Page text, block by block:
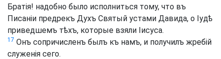
Братія! надобно было исполниться тому, что въ
Писаніи предрекъ Духъ Святый устами Давида, о Іудѣ
приведшемъ тѣхъ, которые взяли Іисуса.
17 Онъ сопричисленъ былъ къ намъ, и получилъ жребій
служенія сего.